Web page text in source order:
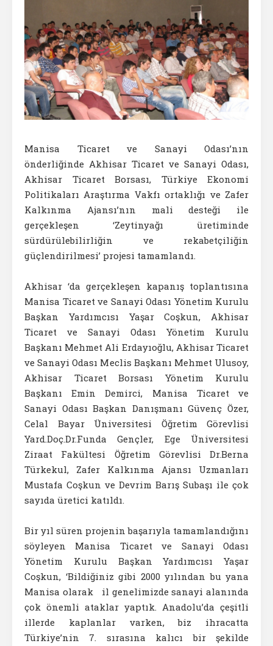
Manisa Ticaret ve Sanayi Odası’nın
önderliğinde Akhisar Ticaret ve Sanayi Odası,
Akhisar Ticaret Borsası, Türkiye Ekonomi
Politikaları Araştırma Vakfı ortaklığı ve Zafer
Kalkınma Ajansı’nın mali desteği ile
gerçekleşen ‘Zeytinyağı üretiminde
sürdürülebilirliğin ve rekabetçiliğin
güçlendirilmesi’ projesi tamamlandı.
Akhisar ‘da gerçekleşen kapanış toplantısına
Manisa Ticaret ve Sanayi Odası Yönetim Kurulu
Başkan Yardımcısı Yaşar Coşkun, Akhisar
Ticaret ve Sanayi Odası Yönetim Kurulu
Başkanı Mehmet Ali Erdayıoğlu, Akhisar Ticaret
ve Sanayi Odası Meclis Başkanı Mehmet Ulusoy,
Akhisar Ticaret Borsası Yönetim Kurulu
Başkanı Emin Demirci, Manisa Ticaret ve
Sanayi Odası Başkan Danışmanı Güvenç Özer,
Celal Bayar Üniversitesi Öğretim Görevlisi
Yard.Doç.Dr.Funda Gençler, Ege Üniversitesi
Ziraat Fakültesi Öğretim Görevlisi Dr.Berna
Türkekul, Zafer Kalkınma Ajansı Uzmanları
Mustafa Coşkun ve Devrim Barış Subaşı ile çok
sayıda üretici katıldı.
Bir yıl süren projenin başarıyla tamamlandığını
söyleyen Manisa Ticaret ve Sanayi Odası
Yönetim Kurulu Başkan Yardımcısı Yaşar
Coşkun, ‘Bildiğiniz gibi 2000 yılından bu yana
Manisa olarak il genelimizde sanayi alanında
çok önemli ataklar yaptık. Anadolu’da çeşitli
illerde kaplanlar varken, biz ihracatta
Türkiye’nin 7. sırasına kalıcı bir şekilde